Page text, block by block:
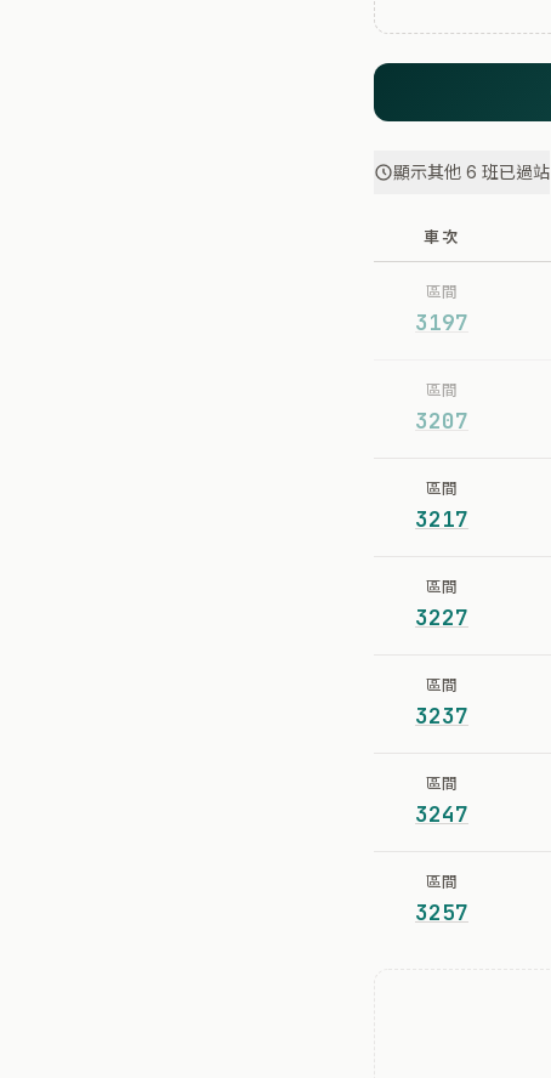
顯示其他 6 班已過站
車次
區間
3197
區間
3207
區間
3217
區間
3227
區間
3237
區間
3247
區間
3257